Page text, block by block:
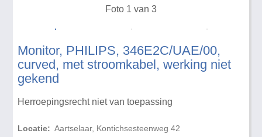
Monitor, PHILIPS, 346E2C/UAE/00,
curved, met stroomkabel, werking niet
gekend
Herroepingsrecht niet van toepassing
Locatie: Aartselaar, Kontichsesteenweg 42
Foto 1 van 3